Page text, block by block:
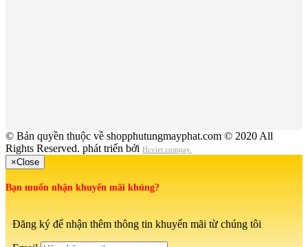
© Bản quyền thuộc về shopphutungmayphat.com © 2020 All
Rights Reserved. phát triển bởi Hcviet compay.
×Close
Bạn muốn nhận khuyến mãi khủng?
Đăng ký để nhận thêm thông tin khuyến mãi từ chúng tôi